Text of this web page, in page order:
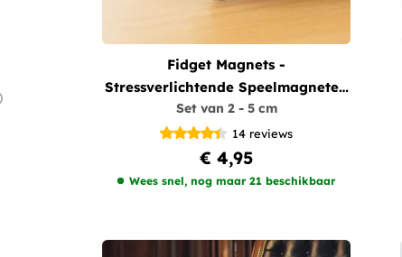
Fidget Magnets -
Stressverlichtende Speelmagneten
- Set van 2 - 5 cm
Set van 2 - 5 cm
14 reviews
€ 4,95
Wees snel, nog maar 21 beschikbaar